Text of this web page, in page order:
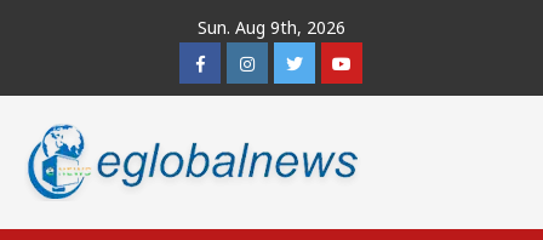
Sun. Aug 9th, 2026
FacebookInstagramTwitterYoutube